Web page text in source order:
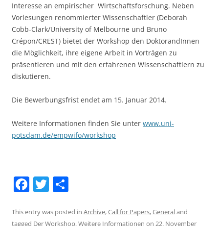
Interesse an empirischer Wirtschaftsforschung. Neben
Vorlesungen renommierter Wissenschaftler (Deborah
Cobb-Clark/University of Melbourne und Bruno
Crépon/CREST) bietet der Workshop den DoktorandInnen
die Möglichkeit, ihre eigene Arbeit in Vorträgen zu
präsentieren und mit den erfahrenen Wissenschaftlern zu
diskutieren.
Die Bewerbungsfrist endet am 15. Januar 2014.
Weitere Informationen finden Sie unter www.uni-
potsdam.de/empwifo/workshop
F
c
T
itt ar
This entry was posted in Archive,Call for Papers,Generaland
tagged Der Workshop,Weitere Informationen on 22. November